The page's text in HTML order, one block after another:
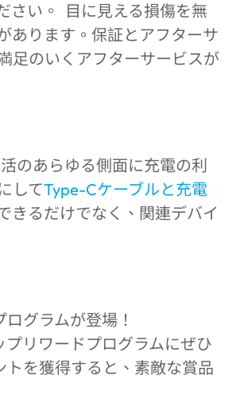
さい。 目に見える損傷を無
あります。保証とアフターサ
足のいくアフターサービスが
のあらゆる側面に充電の利
してType-Cケーブルと充電
きるだけでなく、関連デバイ
グラムが登場！
リワードプログラムにぜひ
トを獲得すると、素敵な賞品